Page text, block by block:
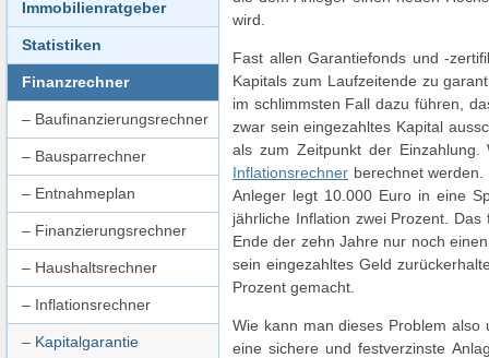
wird.
Fast allen Garantiefonds und -
Kapitals zum Laufzeitende zu
im schlimmsten Fall dazu führen,
zwar sein eingezahltes Kapital
als zum Zeitpunkt der
Inflationsrechner berechnet
Anleger legt 10.000 Euro in eine
jährliche Inflation zwei Prozent.
Ende der zehn Jahre nur noch
sein eingezahltes Geld
Prozent gemacht.
Wie kann man dieses Problem
eine sichere und festverzinste
Immobilienratgeber
Statistiken
Finanzrechner
Baufinanzierungsrechner
Bausparrechner
Entnahmeplan
Finanzierungsrechner
Haushaltsrechner
Inflationsrechner
Kapitalgarantie